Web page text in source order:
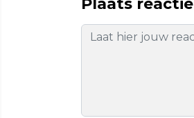
Plaats reactie